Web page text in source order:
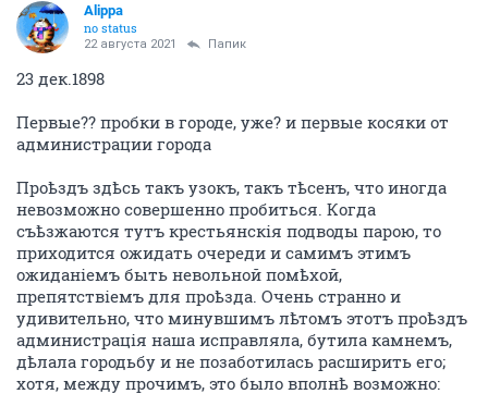
Alippa
no status
22 августа 2021 Папик
23 дек.1898
Первые?? пробки в городе, уже? и первые косяки от
администрации города
Проѣздъ здѣсь такъ узокъ, такъ тѣсенъ, что иногда
невозможно совершенно пробиться. Когда
съѣзжаются тутъ крестьянскія подводы парою, то
приходится ожидать очереди и самимъ этимъ
ожиданіемъ быть невольной помѣхой,
препятствіемъ для проѣзда. Очень странно и
удивительно, что минувшимъ лѣтомъ этотъ проѣздъ
администрація наша исправляла, бутила камнемъ,
дѣлала городьбу и не позаботилась расширить его;
хотя, между прочимъ, это было вполнѣ возможно: